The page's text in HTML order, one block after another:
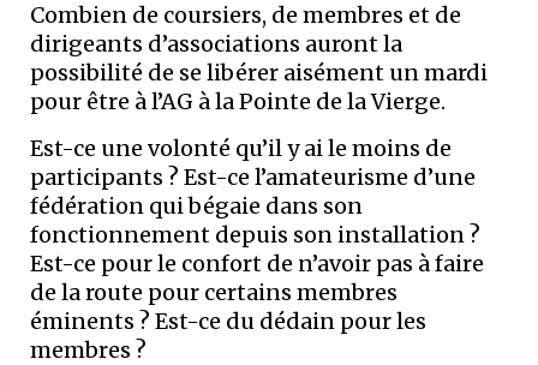
Combien de coursiers, de membres et de
dirigeants d’associations auront la
possibilité de se libérer aisément un mardi
pour être à l’AG à la Pointe de la Vierge.
Est-ce une volonté qu’il y ai le moins de
participants ? Est-ce l’amateurisme d’une
fédération qui bégaie dans son
fonctionnement depuis son installation ?
Est-ce pour le confort de n’avoir pas à faire
de la route pour certains membres
éminents ? Est-ce du dédain pour les
membres ?